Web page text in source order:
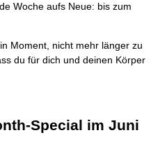
Woche aufs Neue: bis zum
Moment, nicht mehr länger zu
du für dich und deinen Körper
Special im Juni